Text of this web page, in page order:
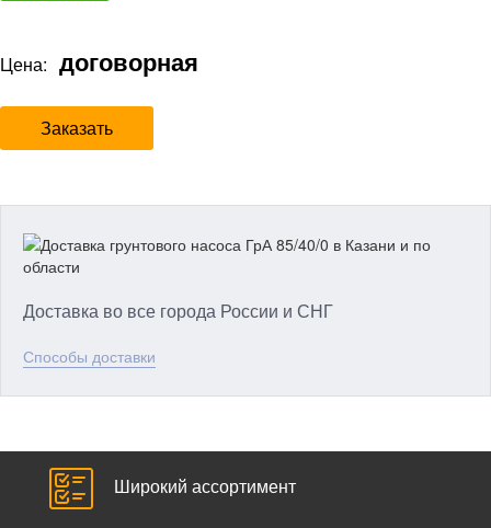
Цена: договорная
Заказать
Доставка во все города России и СНГ
Способы доставки
Широкий ассортимент